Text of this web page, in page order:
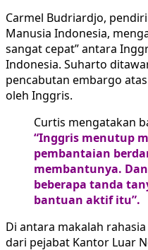
Carmel Budriardjo,
Manusia Indonesia,
sangat cepat” antara
Indonesia. Suharto
pencabutan embargo
oleh Inggris.
Curtis mengatakan
“Inggris menutup
pembantaian
membantunya.
beberapa tanda
bantuan aktif itu”.
Di antara makalah
dari pejabat Kantor Luar